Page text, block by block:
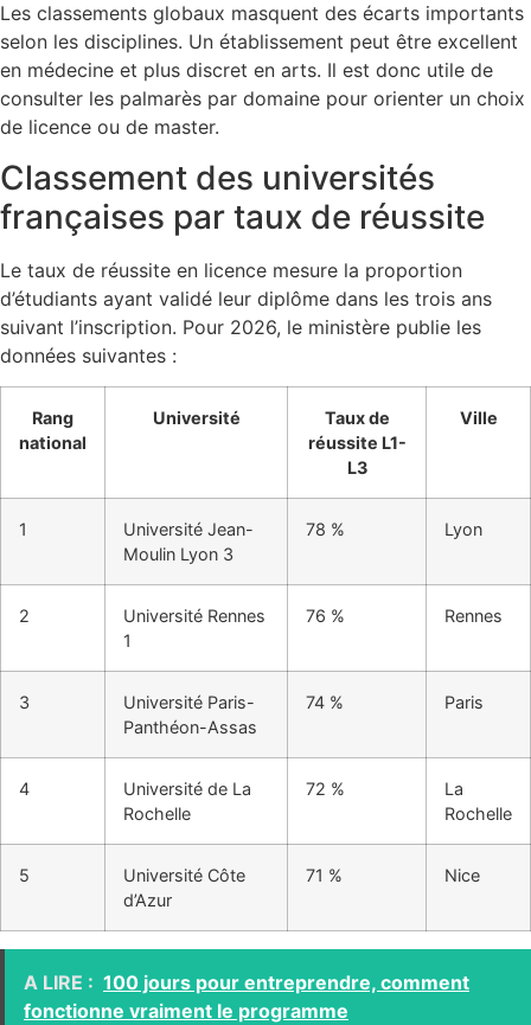
Les classements globaux masquent des écarts importants
selon les disciplines. Un établissement peut être excellent
en médecine et plus discret en arts. Il est donc utile de
consulter les palmarès par domaine pour orienter un choix
de licence ou de master.
Classement des universités
françaises par taux de réussite
Le taux de réussite en licence mesure la proportion
d’étudiants ayant validé leur diplôme dans les trois ans
suivant l’inscription. Pour 2026, le ministère publie les
données suivantes :
Rang
national
Université
Taux de
réussite L1-
L3
Ville
1
Université Jean-
Moulin Lyon 3
78 % Lyon
2
Université Rennes
1
76 % Rennes
3
Université Paris-
Panthéon-Assas
74 % Paris
4
Université de La
Rochelle
72 %
La
Rochelle
5
Université Côte
d’Azur
71 % Nice
A LIRE : 100 jours pour entreprendre, comment
fonctionne vraiment le programme